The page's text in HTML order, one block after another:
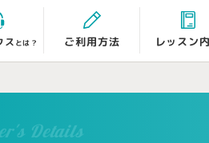
ス とは？ ご利用方法 レッスン
Details